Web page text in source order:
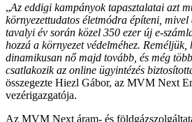
„Az eddigi kampányok tapasztalatai azt
környezettudatos életmódra építeni,
tavalyi év során közel 350 ezer új e-
hozzá a környezet védelméhez.
dinamikusan nő majd tovább, és még
csatlakozik az online ügyintézés
összegezte Hiezl Gábor, az MVM Next
vezérigazgatója.
Az MVM Next áram- és